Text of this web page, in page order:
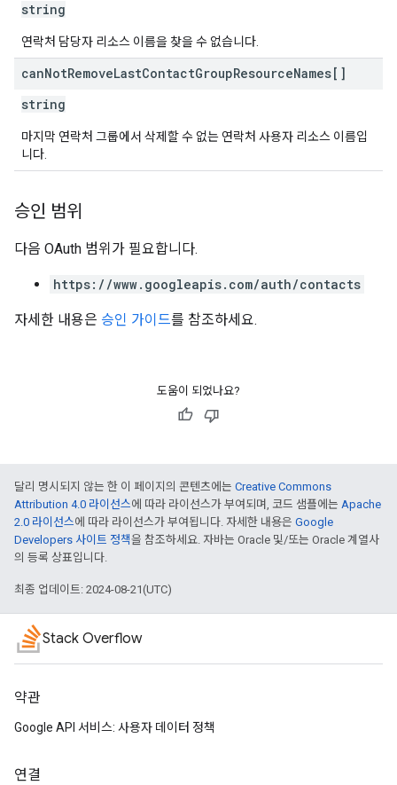
string
연락처 담당자 리소스 이름을 찾을 수 없습니다.
canNotRemoveLastContactGroupResourceNames[]
string
마지막 연락처 그룹에서 삭제할 수 없는 연락처 사용자 리소스 이름입
니다.
승인 범위
다음 OAuth 범위가 필요합니다.
https://www.googleapis.com/auth/contacts
자세한 내용은 승인 가이드를 참조하세요.
도움이 되었나요?
달리 명시되지 않는 한 이 페이지의 콘텐츠에는 Creative Commons
Attribution 4.0 라이선스에 따라 라이선스가 부여되며, 코드 샘플에는 Apache
2.0 라이선스에 따라 라이선스가 부여됩니다. 자세한 내용은 Google
Developers 사이트 정책을 참조하세요. 자바는 Oracle 및/또는 Oracle 계열사
의 등록 상표입니다.
최종 업데이트: 2024-08-21(UTC)
Stack Overflow
약관
Google API 서비스: 사용자 데이터 정책
연결